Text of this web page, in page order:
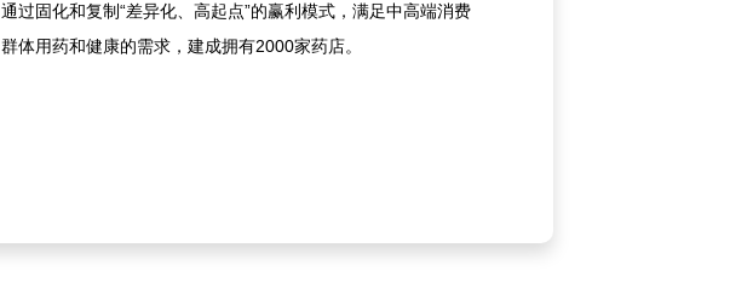
通过固化和复制“差异化、高起点”的赢利模式，满足中高端消费
群体用药和健康的需求，建成拥有2000家药店。